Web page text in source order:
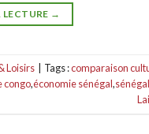
→
Loisirs Tags :comparaison
congo,économie sénégal,